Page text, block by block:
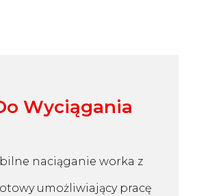
Wyciągania
naciąganie worka z
umożliwiający pracę